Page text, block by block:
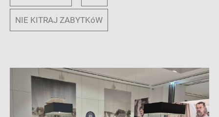
NIE KITRAJ ZABYTKóW